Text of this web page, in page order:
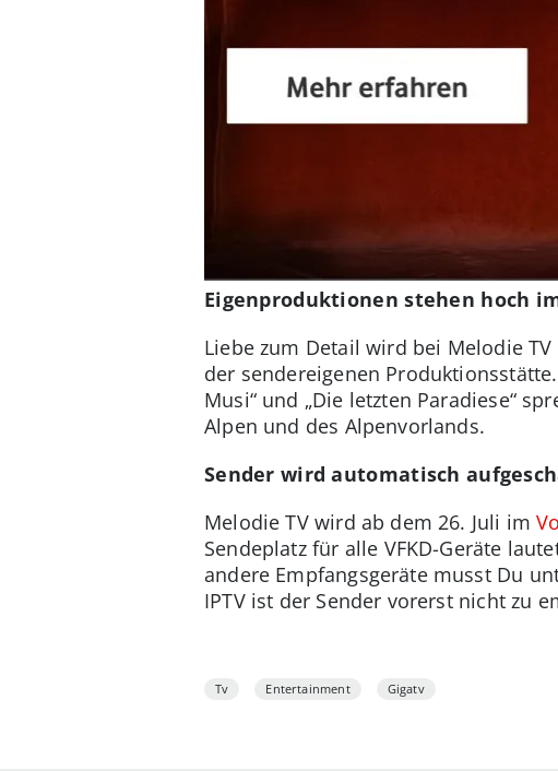
Eigenproduktionen stehen hoch
Liebe zum Detail wird bei Melodie
der sendereigenen
Musi“ und „Die letzten Paradiese“
Alpen und des Alpenvorlands.
Sender wird automatisch
Melodie TV wird ab dem 26. Juli im
Sendeplatz für alle VFKD-Geräte
andere Empfangsgeräte musst Du
IPTV ist der Sender vorerst nicht zu
Tv Entertainment Gigatv